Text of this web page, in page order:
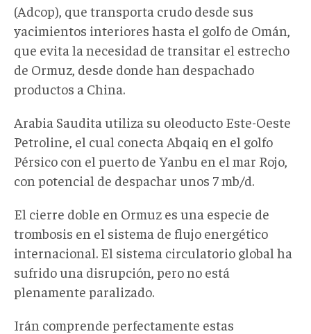
(Adcop), que transporta crudo desde sus
yacimientos interiores hasta el golfo de Omán,
que evita la necesidad de transitar el estrecho
de Ormuz, desde donde han despachado
productos a China.
Arabia Saudita utiliza su oleoducto Este-Oeste
Petroline, el cual conecta Abqaiq en el golfo
Pérsico con el puerto de Yanbu en el mar Rojo,
con potencial de despachar unos 7 mb/d.
El cierre doble en Ormuz es una especie de
trombosis en el sistema de flujo energético
internacional. El sistema circulatorio global ha
sufrido una disrupción, pero no está
plenamente paralizado.
Irán comprende perfectamente estas